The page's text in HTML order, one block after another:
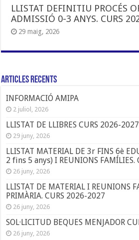
LLISTAT DEFINITIU PROCÉS
ADMISSIÓ 0-3 ANYS. CURS
29 maig, 2026
Articles Recents
INFORMACIÓ AMIPA
2 juliol, 2026
LLISTAT DE LLIBRES CURS 2026-2027
29 juny, 2026
LLISTAT MATERIAL DE 3r FINS 6è
2 fins 5 anys) I REUNIONS FAMÍLIES.
26 juny, 2026
LLISTAT DE MATERIAL I REUNIONS
PRIMÀRIA. CURS 2026-2027
26 juny, 2026
SOL·LICITUD BEQUES MENJADOR
26 juny, 2026